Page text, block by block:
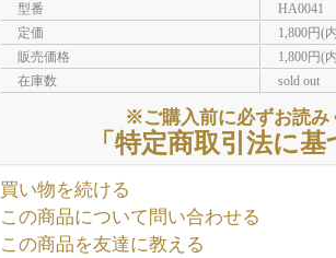
型番
HA0041
定価
1,800円(
販売価格
1,800円(
在庫数
sold out
※ご購入前に必ずお読み
「特定商取引法に
買い物を続ける
この商品について問い合わせる
この商品を友達に教える